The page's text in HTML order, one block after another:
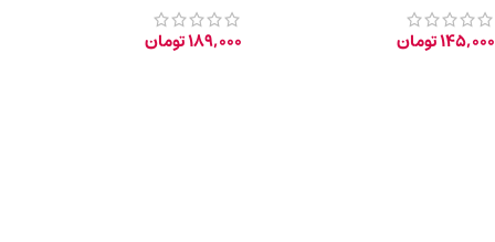
145,000تومان 189,000تومان